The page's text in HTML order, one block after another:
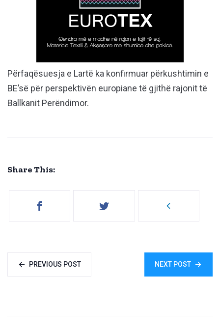
Përfaqësuesja e Lartë ka konfirmuar përkushtimin e
BE’së për perspektivën europiane të gjithë rajonit të
Ballkanit Perëndimor.
Share This:
PREVIOUS POST NEXT POST